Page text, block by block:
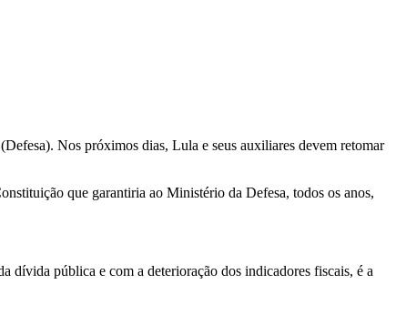
Nos próximos dias, Lula e seus auxiliares devem retomar
que garantiria ao Ministério da Defesa, todos os anos,
dívida pública e com a deterioração dos indicadores fiscais, é a